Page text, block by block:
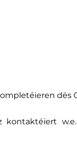
dës